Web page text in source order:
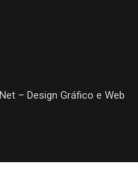
– Design Gráfico e Web